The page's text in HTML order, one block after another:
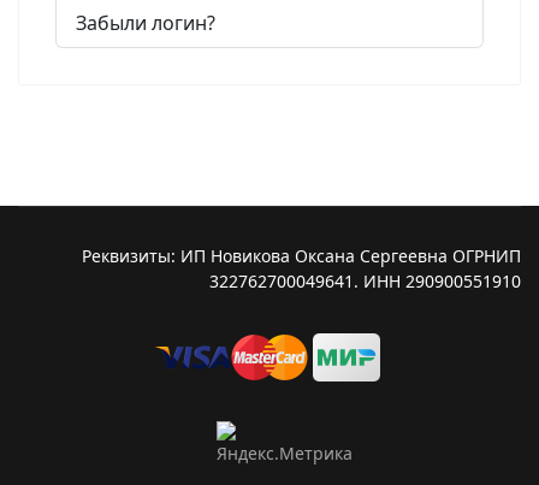
Забыли логин?
Реквизиты: ИП Новикова Оксана Сергеевна ОГРНИП
322762700049641. ИНН 290900551910